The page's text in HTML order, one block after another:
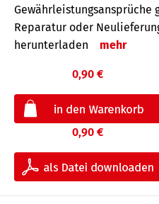
Gewährleistungsansprüche
Reparatur oder
herunterladen
mehr
0,90 €
0,90 €